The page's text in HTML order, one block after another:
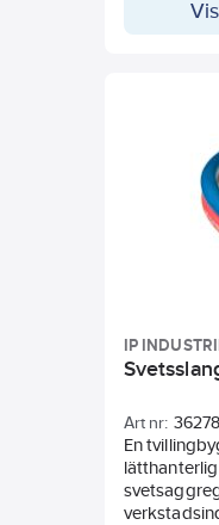
IP
Art nr:
En